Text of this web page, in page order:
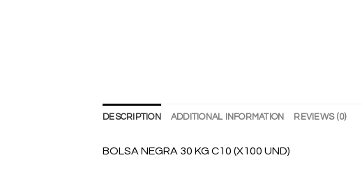
DESCRIPTION ADDITIONAL INFORMATION REVIEWS (0)
BOLSA NEGRA 30 KG C10 (X100 UND)